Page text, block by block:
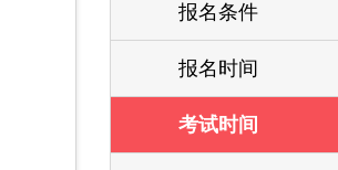
报名条件
报名时间
考试时间